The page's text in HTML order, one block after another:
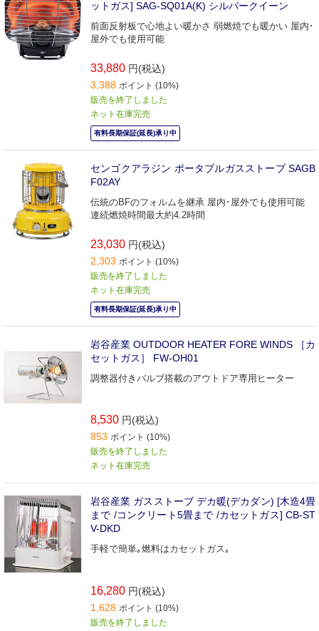
ットガス] SAG-SQ01A(K) シルバークイーン
前面反射板で心地よい暖かさ 弱燃焼でも暖かい 屋内･
屋外でも使用可能
33,880 円(税込)
3,388 ポイント (10%)
販売を終了しました
ネット在庫完売
有料長期保証(延長)承り中
センゴクアラジン ポータブルガスストーブ SAGB
F02AY
伝統のBFのフォルムを継承 屋内･屋外でも使用可能
連続燃焼時間最大約4.2時間
23,030 円(税込)
2,303 ポイント (10%)
販売を終了しました
ネット在庫完売
有料長期保証(延長)承り中
岩谷産業 OUTDOOR HEATER FORE WINDS ［カ
セットガス］ FW-OH01
調整器付きバルブ搭載のアウトドア専用ヒーター
8,530 円(税込)
853 ポイント (10%)
販売を終了しました
ネット在庫完売
岩谷産業 ガスストーブ デカ暖(デカダン) [木造4畳
まで /コンクリート5畳まで /カセットガス] CB-ST
V-DKD
手軽で簡単｡燃料はカセットガス｡
16,280 円(税込)
1,628 ポイント (10%)
販売を終了しました